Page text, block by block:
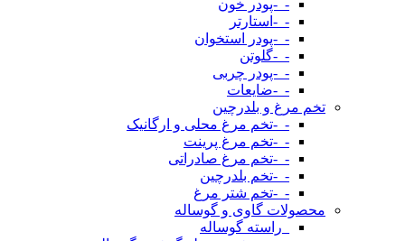
-_-پودر خون
-_-استارتر
-_-پودر استخوان
-_-گلوتن
-_-پودر چربی
-_-ضایعات
تخم مرغ و بلدرچین
-_-تخم مرغ محلی و ارگانیک
-_-تخم مرغ پرینت
-_-تخم مرغ صادراتی
-_-تخم بلدرچین
-_-تخم شتر مرغ
محصولات گاوی و گوساله
_راسته گوساله